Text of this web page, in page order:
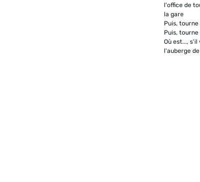
l'office de
la gare
Puis,
Puis,
Où est..., s'il
l'auberge